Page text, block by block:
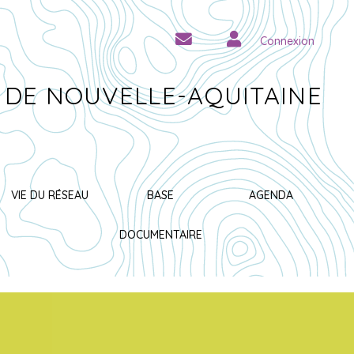
Connexion
DE NOUVELLE-AQUITAINE
VIE DU RÉSEAU BASE
DOCUMENTAIRE
AGENDA